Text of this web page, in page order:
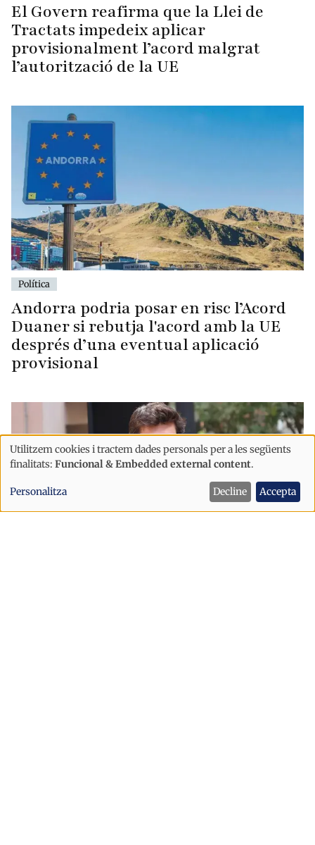
El Govern reafirma que la Llei de
Tractats impedeix aplicar
provisionalment l’acord malgrat
l’autorització de la UE
Política
Andorra podria posar en risc l’Acord
Duaner si rebutja l'acord amb la UE
després d’una eventual aplicació
provisional
Ús
de
dades
Utilitzem cookies i tractem dades personals per a les següents
finalitats: Funcional & Embedded external content.
Personalitza Decline Accepta